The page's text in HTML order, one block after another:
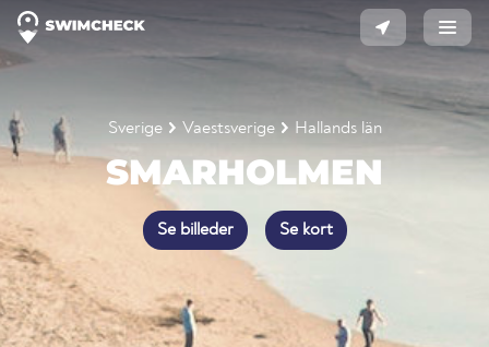
Sverige Vaestsverige Hallands län
SMARHOLMEN
Se billeder Se kort